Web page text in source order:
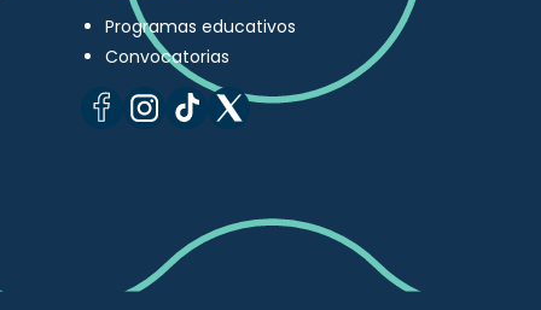
Programas educativos
Convocatorias